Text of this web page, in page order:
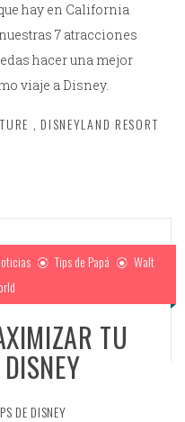
hay en California
7 atracciones
hacer una mejor
viaje a Disney.
, DISNEYLAND RESORT
Tips de Papá
Walt
TU
DE DISNEY